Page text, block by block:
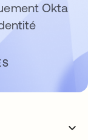
Okta